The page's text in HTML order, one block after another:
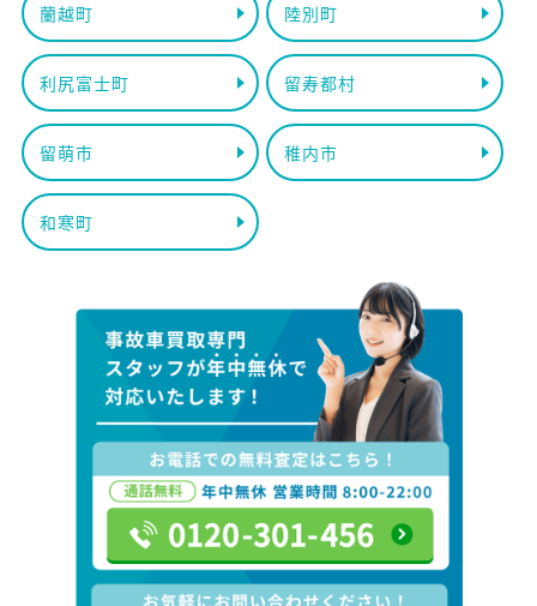
蘭越町 陸別町
利尻富士町 留寿都村
留萌市 稚内市
和寒町